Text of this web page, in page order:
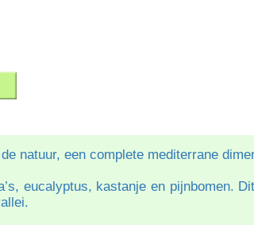
natuur, een complete mediterrane
eucalyptus, kastanje en pijnbomen.